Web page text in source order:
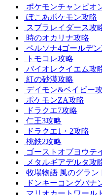
ポケモンチャンピオ
ぽこあポケモン攻略
スプラレイダース攻
時のオカリナ攻略
ペルソナ4ゴールデ
トモコレ攻略
バイオレクイエム攻
紅の砂漠攻略
デイモン&ベイビー
ポケモンZA攻略
ドラクエ7攻略
仁王3攻略
ドラクエ1・2攻略
桃鉄2攻略
ゴーストオブヨウテ
メタルギアデルタ攻
牧場物語 風のグラン
ドンキーコングバナ